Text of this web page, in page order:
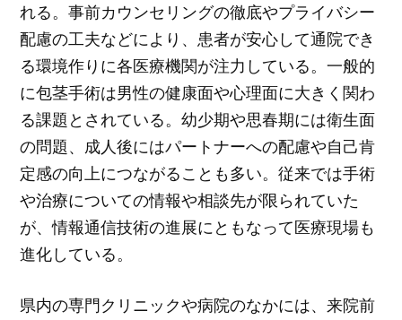
れる。事前カウンセリングの徹底やプライバシー
配慮の工夫などにより、患者が安心して通院でき
る環境作りに各医療機関が注力している。一般的
に包茎手術は男性の健康面や心理面に大きく関わ
る課題とされている。幼少期や思春期には衛生面
の問題、成人後にはパートナーへの配慮や自己肯
定感の向上につながることも多い。従来では手術
や治療についての情報や相談先が限られていた
が、情報通信技術の進展にともなって医療現場も
進化している。
県内の専門クリニックや病院のなかには、来院前